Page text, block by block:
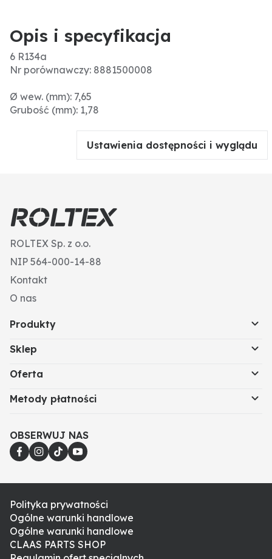
Opis i specyfikacja
6 R134a
Nr porównawczy: 8881500008
Ø wew. (mm): 7,65
Grubość (mm): 1,78
Ustawienia dostępności i wyglądu
ROLTEX Sp. z o.o.
NIP 564-000-14-88
Kontakt
O nas
Produkty
Sklep
Oferta
Metody płatności
OBSERWUJ NAS
Polityka prywatności
Ogólne warunki handlowe
Ogólne warunki handlowe
CLAAS PARTS SHOP